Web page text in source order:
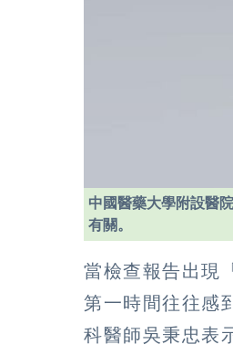
中國醫藥大學附設醫
有關。
當檢查報告出現
第一時間往往感
科醫師吳秉忠表